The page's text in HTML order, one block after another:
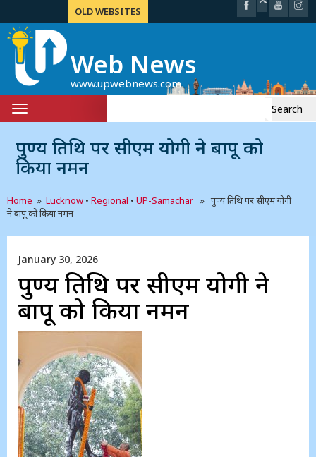
OLD WEBSITES
Web News
www.upwebnews.com
Toggle
navigation
पुण्य तिथि पर सीएम योगी ने बापू को
किया नमन
Home » Lucknow • Regional • UP-Samachar » पुण्य तिथि पर सीएम योगी
ने बापू को किया नमन
January 30, 2026
पुण्य तिथि पर सीएम योगी ने
बापू को किया नमन